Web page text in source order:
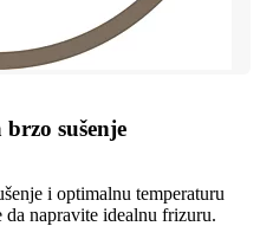
sušenje
i optimalnu temperaturu
da napravite idealnu frizuru.